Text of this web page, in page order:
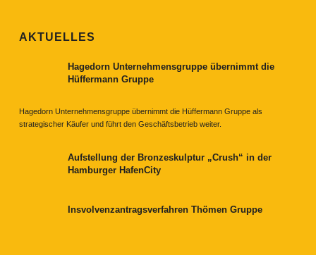
AKTUELLES
Hagedorn Unternehmensgruppe übernimmt die
Hüffermann Gruppe
Hagedorn Unternehmensgruppe übernimmt die Hüffermann Gruppe als
strategischer Käufer und führt den Geschäftsbetrieb weiter.
Aufstellung der Bronzeskulptur „Crush“ in der
Hamburger HafenCity
Insvolvenzantragsverfahren Thömen Gruppe